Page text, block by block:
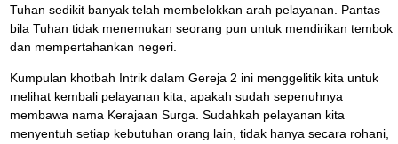
Tuhan sedikit banyak telah membelokkan arah pelayanan. Pantas
bila Tuhan tidak menemukan seorang pun untuk mendirikan tembok
dan mempertahankan negeri.
Kumpulan khotbah Intrik dalam Gereja 2 ini menggelitik kita untuk
melihat kembali pelayanan kita, apakah sudah sepenuhnya
membawa nama Kerajaan Surga. Sudahkah pelayanan kita
menyentuh setiap kebutuhan orang lain, tidak hanya secara rohani,